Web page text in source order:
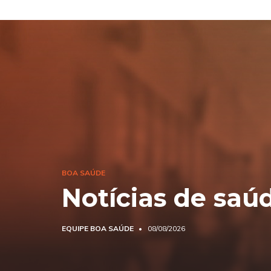
BOA SAÚDE
Notícias de
EQUIPE BOA SAÚDE 08/08/2026